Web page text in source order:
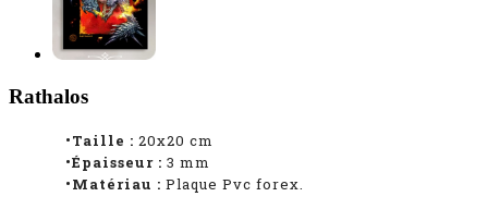
Rathalos
•Taille : 20x20 cm
•Épaisseur : 3 mm
•Matériau : Plaque Pvc forex.